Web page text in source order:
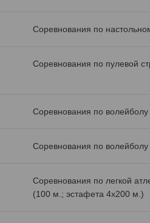
Соревнования по
Соревнования по пулевой
Соревнования по
Соревнования по
Соревнования по легкой
(100 м.; эстафета 4х200 м.)